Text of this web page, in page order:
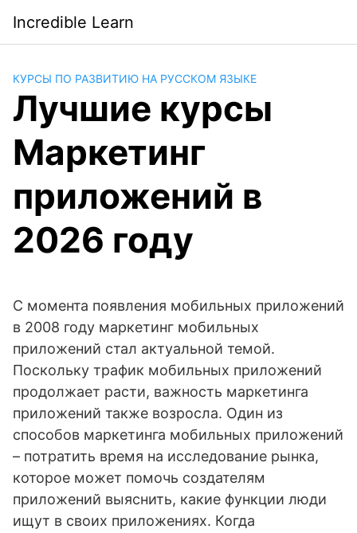
contenido
Incredible Learn
КУРСЫ ПО РАЗВИТИЮ НА РУССКОМ ЯЗЫКЕ
Лучшие курсы
Маркетинг
приложений в
2026 году
С момента появления мобильных приложений
в 2008 году маркетинг мобильных
приложений стал актуальной темой.
Поскольку трафик мобильных приложений
продолжает расти, важность маркетинга
приложений также возросла. Один из
способов маркетинга мобильных приложений
– потратить время на исследование рынка,
которое может помочь создателям
приложений выяснить, какие функции люди
ищут в своих приложениях. Когда